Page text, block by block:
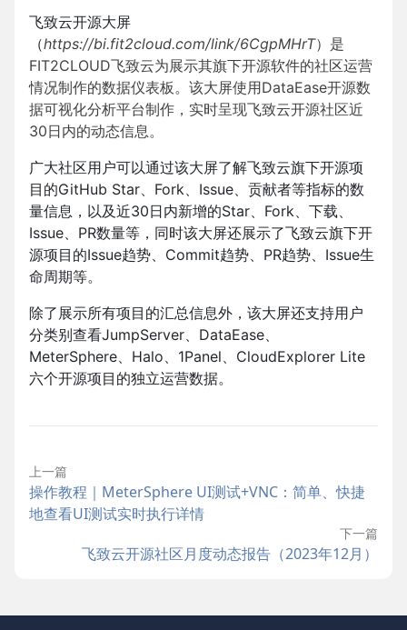
飞致云开源大屏
（https://bi.fit2cloud.com/link/6CgpMHrT）是
FIT2CLOUD飞致云为展示其旗下开源软件的社区运营
情况制作的数据仪表板。该大屏使用DataEase开源数
据可视化分析平台制作，实时呈现飞致云开源社区近
30日内的动态信息。
广大社区用户可以通过该大屏了解飞致云旗下开源项
目的GitHub Star、Fork、Issue、贡献者等指标的数
量信息，以及近30日内新增的Star、Fork、下载、
Issue、PR数量等，同时该大屏还展示了飞致云旗下开
源项目的Issue趋势、Commit趋势、PR趋势、Issue生
命周期等。
除了展示所有项目的汇总信息外，该大屏还支持用户
分类别查看JumpServer、DataEase、
MeterSphere、Halo、1Panel、CloudExplorer Lite
六个开源项目的独立运营数据。
上一篇
操作教程｜MeterSphere UI测试+VNC：简单、快捷
地查看UI测试实时执行详情
下一篇
飞致云开源社区月度动态报告（2023年12月）